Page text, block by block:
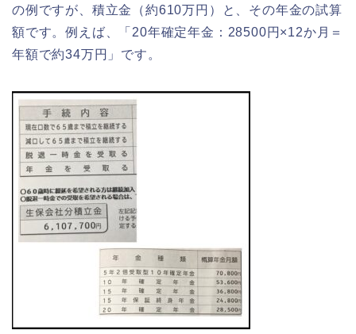
の例ですが、積立金（約610万円）と、その年金の試算
額です。例えば、「20年確定年金：28500円×12か月＝
年額で約34万円」です。